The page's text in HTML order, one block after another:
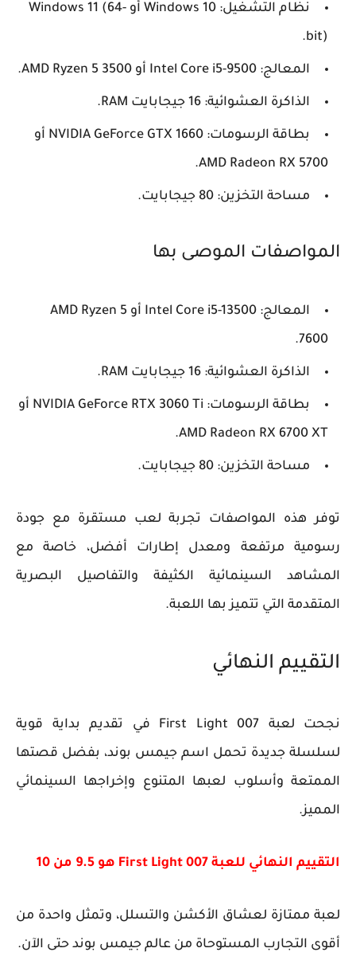
نظام التشغيل: Windows 10 أو Windows 11 (64-
bit).
المعالج: Intel Core i5-9500 أو AMD Ryzen 5 3500.
الذاكرة العشوائية: 16 جيجابايت RAM.
بطاقة الرسومات: NVIDIA GeForce GTX 1660 أو
AMD Radeon RX 5700.
مساحة التخزين: 80 جيجابايت.
المواصفات الموصى بها
المعالج: Intel Core i5-13500 أو AMD Ryzen 5
7600.
الذاكرة العشوائية: 16 جيجابايت RAM.
بطاقة الرسومات: NVIDIA GeForce RTX 3060 Ti أو
AMD Radeon RX 6700 XT.
مساحة التخزين: 80 جيجابايت.
توفر هذه المواصفات تجربة لعب مستقرة مع جودة
رسومية مرتفعة ومعدل إطارات أفضل، خاصة مع
المشاهد السينمائية الكثيفة والتفاصيل البصرية
المتقدمة التي تتميز بها اللعبة.
التقييم النهائي
نجحت لعبة 007 First Light في تقديم بداية قوية
لسلسلة جديدة تحمل اسم جيمس بوند، بفضل قصتها
الممتعة وأسلوب لعبها المتنوع وإخراجها السينمائي
المميز.
التقييم النهائي للعبة 007 First Light هو 9.5 من 10
لعبة ممتازة لعشاق الأكشن والتسلل، وتمثل واحدة من
أقوى التجارب المستوحاة من عالم جيمس بوند حتى الآن.